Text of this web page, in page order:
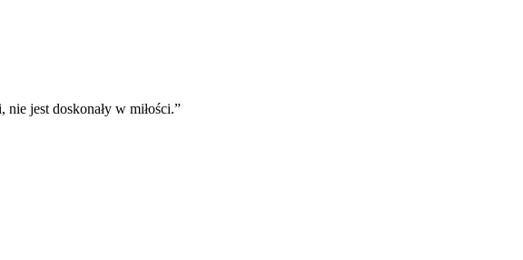
jest doskonały w miłości.”